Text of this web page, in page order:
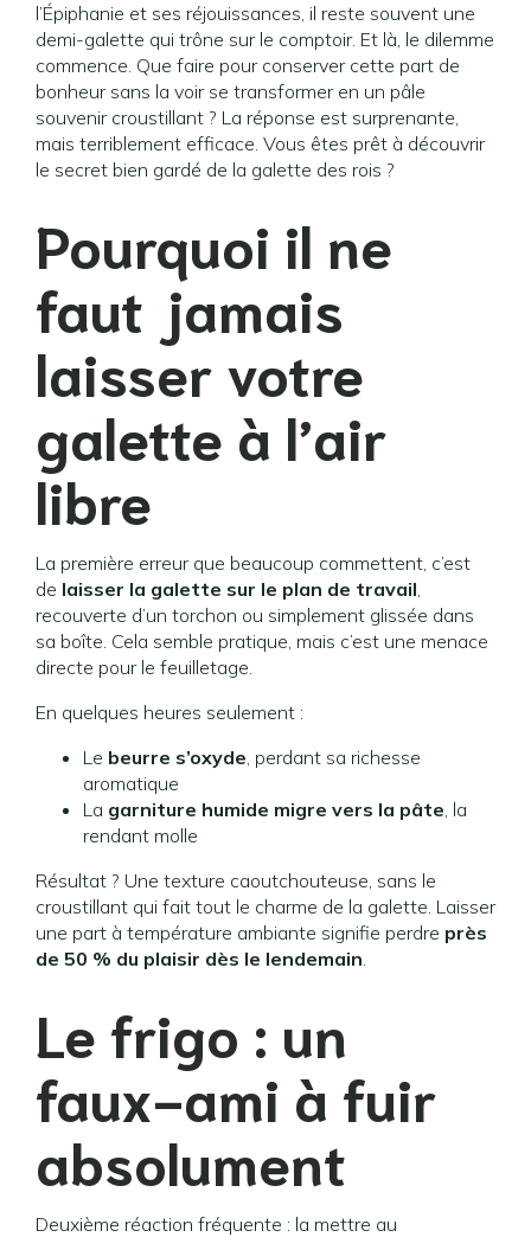
l’Épiphanie et ses réjouissances, il reste souvent une
demi-galette qui trône sur le comptoir. Et là, le dilemme
commence. Que faire pour conserver cette part de
bonheur sans la voir se transformer en un pâle
souvenir croustillant ? La réponse est surprenante,
mais terriblement efficace. Vous êtes prêt à découvrir
le secret bien gardé de la galette des rois ?
Pourquoi il ne
faut jamais
laisser votre
galette à l’air
libre
La première erreur que beaucoup commettent, c’est
de laisser la galette sur le plan de travail,
recouverte d’un torchon ou simplement glissée dans
sa boîte. Cela semble pratique, mais c’est une menace
directe pour le feuilletage.
En quelques heures seulement :
Le beurre s’oxyde, perdant sa richesse
aromatique
La garniture humide migre vers la pâte, la
rendant molle
Résultat ? Une texture caoutchouteuse, sans le
croustillant qui fait tout le charme de la galette. Laisser
une part à température ambiante signifie perdre près
de 50 % du plaisir dès le lendemain.
Le frigo : un
faux-ami à fuir
absolument
Deuxième réaction fréquente : la mettre au